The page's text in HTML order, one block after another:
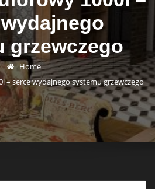
grzewczego
Home
– serce wydajnego systemu grzewczego